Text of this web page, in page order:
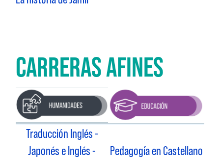
CARRERAS AFINES
Traducción Inglés -
Japonés e Inglés -
Pedagogía en Castellano